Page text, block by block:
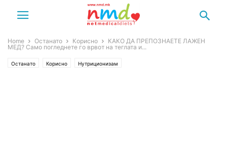
Home Останато Корисно
КАКО ДА ПРЕПОЗНАЕТЕ ЛАЖЕН
МЕД? Само погледнете го врвот на теглата и...
Останато Корисно Нутриционизам